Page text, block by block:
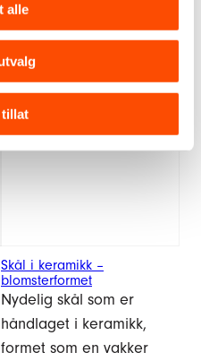
alle
tillat
Skål i keramikk –
blomsterformet
Nydelig skål som er
håndlaget i keramikk,
formet som en vakker